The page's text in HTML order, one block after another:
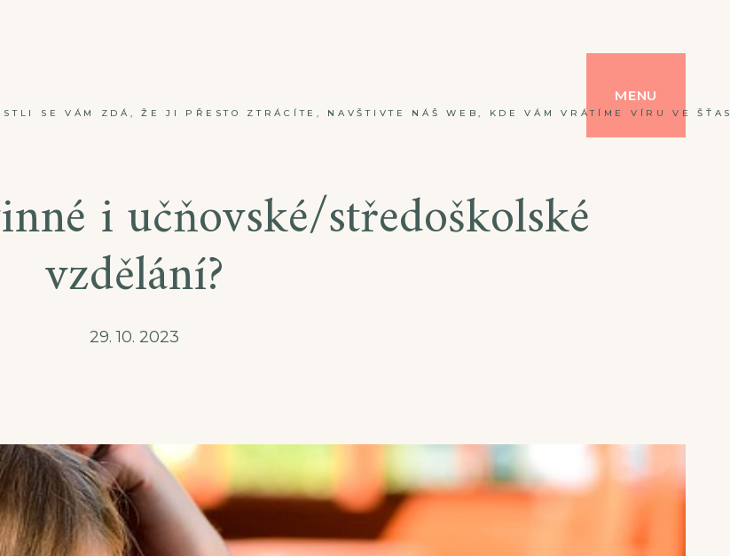
SE VÁM ZDÁ, ŽE JI PŘESTO ZTRÁCÍTE, NAVŠTIVTE NÁŠ WEB, KDE VÁM VRÁTÍME VÍRU VE
MENU
i učňovské/středoškolské
vzdělání?
29. 10. 2023